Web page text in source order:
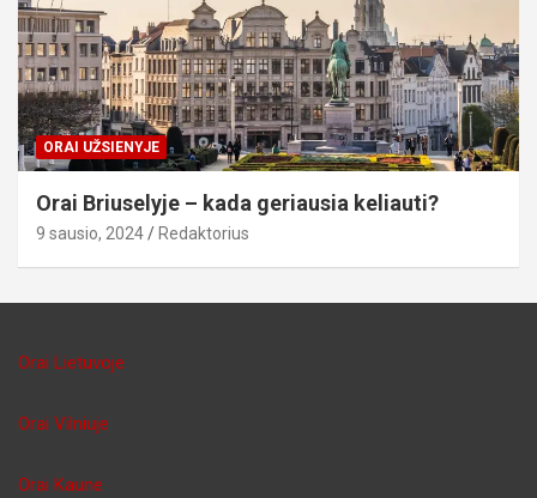
ORAI UŽSIENYJE
Orai Briuselyje – kada geriausia keliauti?
9 sausio, 2024 Redaktorius
Orai Lietuvoje
Orai Vilniuje
Orai Kaune